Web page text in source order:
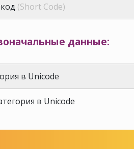
(Short Code)
данные:
в Unicode
в Unicode